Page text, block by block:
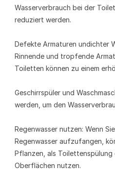
Wasserverbrauch bei der
reduziert werden.
Defekte Armaturen undichter
Rinnende und tropfende
Toiletten können zu einem
Geschirrspüler und
werden, um den
Regenwasser nutzen: Wenn
Regenwasser aufzufangen,
Pflanzen, als Toilettenspülung
Oberflächen nutzen.